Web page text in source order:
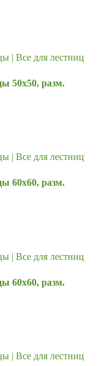
50х50, разм.
60х60, разм.
60х60, разм.